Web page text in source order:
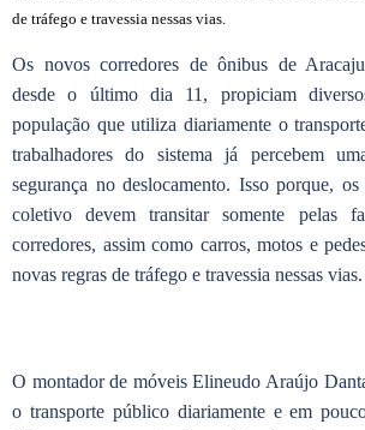
de tráfego e travessia nessas vias.
Os novos corredores de ônibus de
desde o último dia 11, propiciam
população que utiliza diariamente o
trabalhadores do sistema já percebem
segurança no deslocamento. Isso porque,
coletivo devem transitar somente pelas
corredores, assim como carros, motos e
novas regras de tráfego e travessia nessas vias.
O montador de móveis Elineudo Araújo
o transporte público diariamente e em